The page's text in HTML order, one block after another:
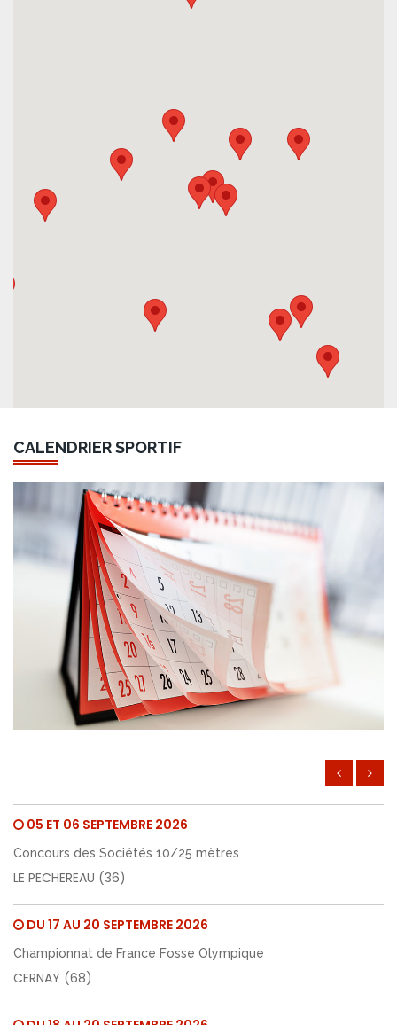
CALENDRIER SPORTIF
DU 08 AU 13 FÉVRIER 2027
Championnat de France 10/18 mètres
CHALON EN CHAMPAGNE (51)
13 ET 14 MARS 2027
Championnat de France des Clubs
CHALON SUR SAONE (71)
DU 6 AU 9 MAI 2027
05 ET 06 SEPTEMBRE 2026
Concours des Sociétés 10/25 mètres
LE PECHEREAU (36)
DU 17 AU 20 SEPTEMBRE 2026
Championnat de France Fosse Olympique
CERNAY (68)